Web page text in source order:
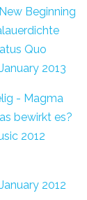
Beginning
Quo
January 2013
- Magma
bewirkt es?
2012
January 2012